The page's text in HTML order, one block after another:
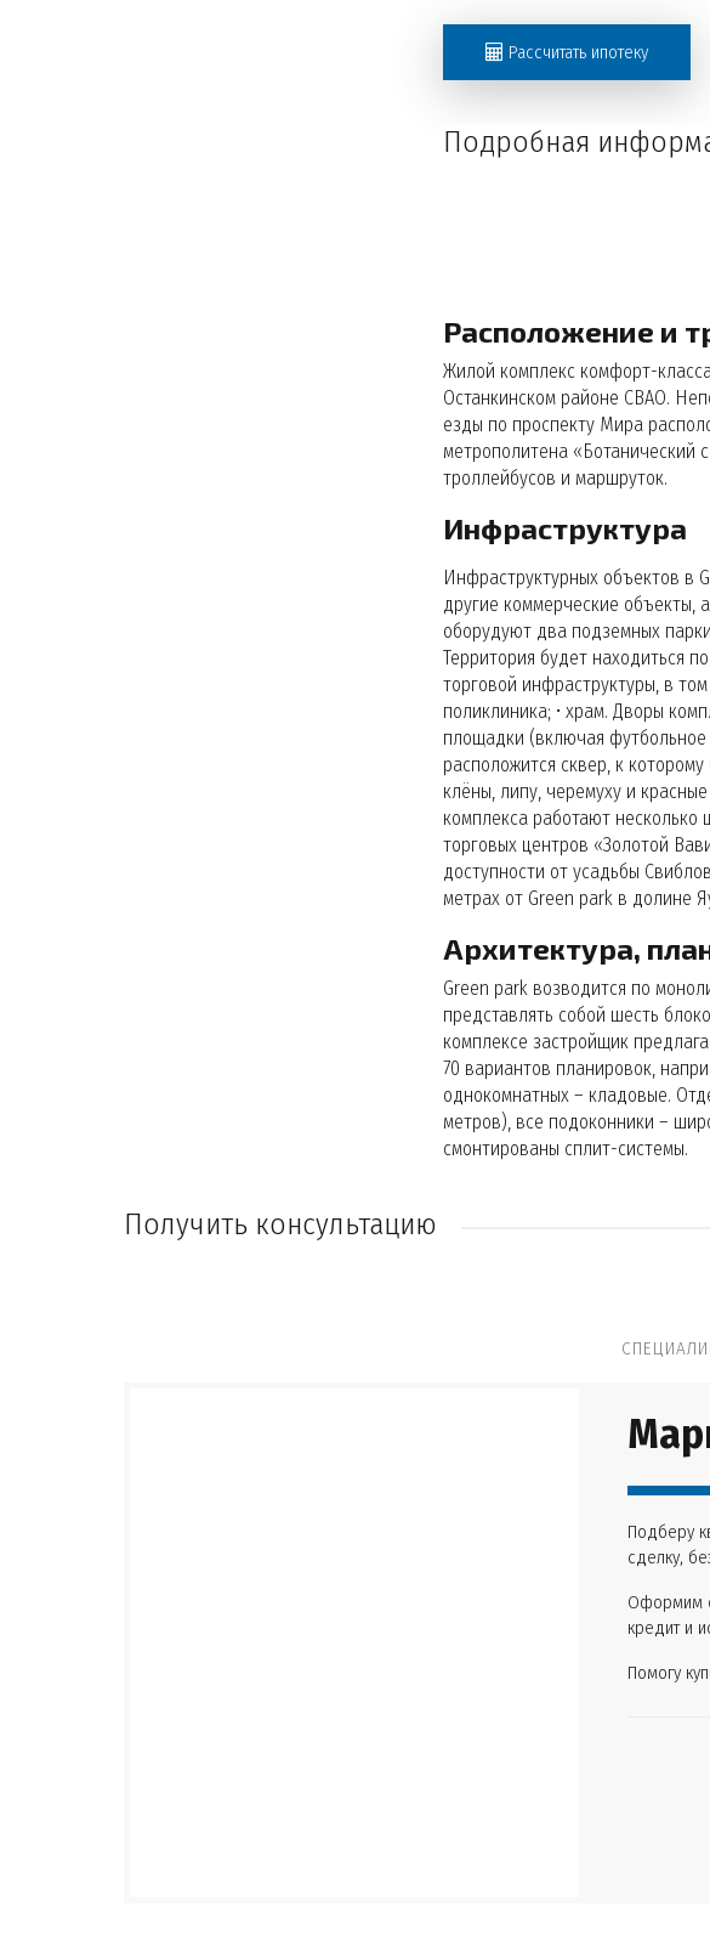
Рассчитать ипотеку
Подробная
Расположение и
Жилой комплекс комфорт-
Останкинском районе СВАО.
езды по проспекту Мира
метрополитена «Ботанический
троллейбусов и маршруток.
Инфраструктура
Инфраструктурных объектов в
другие коммерческие объекты,
оборудуют два подземных
Территория будет находиться
торговой инфраструктуры, в
поликлиника; • храм. Дворы
площадки (включая футбольное
расположится сквер, к
клёны, липу, черемуху и
комплекса работают несколько
торговых центров «Золотой
доступности от усадьбы
метрах от Green park в долине
Архитектура,
Green park возводится по
представлять собой шесть
комплексе застройщик
70 вариантов планировок,
однокомнатных – кладовые.
метров), все подоконники –
смонтированы сплит-системы.
Получить консультацию
Подберу
сделку,
Оформим
кредит и
Помогу